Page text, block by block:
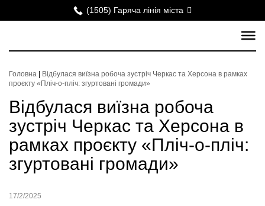
(1505) Гаряча лінія міста
Головна
Відбулася виїзна робоча зустріч Черкас та Херсона в рамках
проєкту «Пліч-о-пліч: згуртовані громади»
Відбулася виїзна робоча
зустріч Черкас та Херсона в
рамках проєкту «Пліч-о-пліч:
згуртовані громади»
17/2/2025